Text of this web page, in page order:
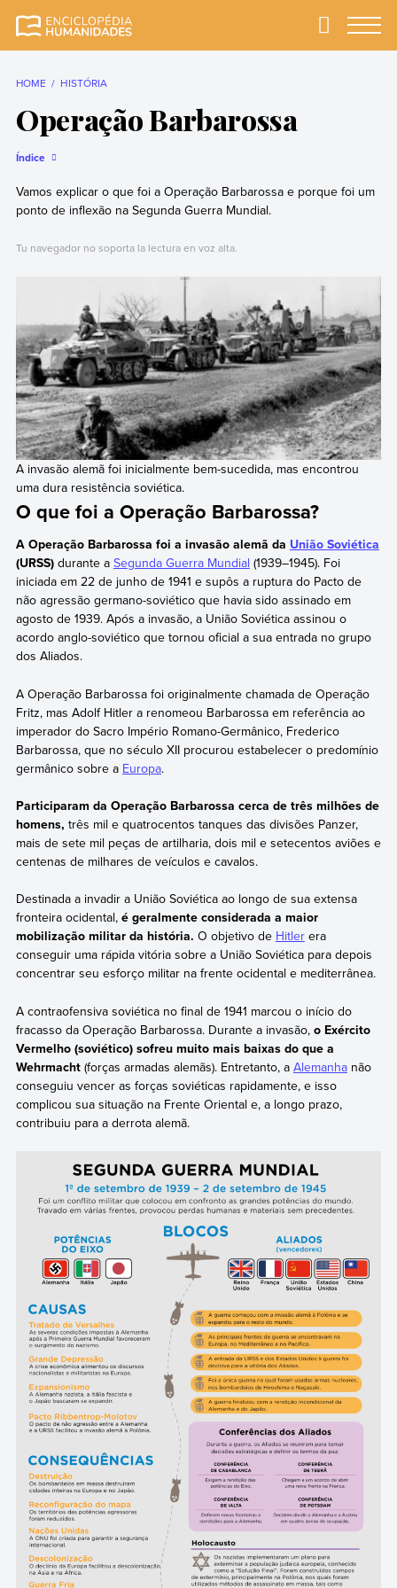
completa e mais
Primary
HOME HISTÓRIA
Operação Barbarossa
Índice
Vamos explicar o que foi a Operação Barbarossa e porque foi um
ponto de inflexão na Segunda Guerra Mundial.
Tu navegador no soporta la lectura en voz alta.
A invasão alemã foi inicialmente bem-sucedida, mas encontrou
uma dura resistência soviética.
O que foi a Operação Barbarossa?
A Operação Barbarossa foi a invasão alemã da União Soviética
(URSS) durante a Segunda Guerra Mundial (1939–1945). Foi
iniciada em 22 de junho de 1941 e supôs a ruptura do Pacto de
não agressão germano-soviético que havia sido assinado em
agosto de 1939. Após a invasão, a União Soviética assinou o
acordo anglo-soviético que tornou oficial a sua entrada no grupo
dos Aliados.
A Operação Barbarossa foi originalmente chamada de Operação
Fritz, mas Adolf Hitler a renomeou Barbarossa em referência ao
imperador do Sacro Império Romano-Germânico, Frederico
Barbarossa, que no século XII procurou estabelecer o predomínio
germânico sobre a Europa.
Participaram da Operação Barbarossa cerca de três milhões de
homens, três mil e quatrocentos tanques das divisões Panzer,
mais de sete mil peças de artilharia, dois mil e setecentos aviões e
centenas de milhares de veículos e cavalos.
Destinada a invadir a União Soviética ao longo de sua extensa
fronteira ocidental, é geralmente considerada a maior
mobilização militar da história. O objetivo de Hitlerera
conseguir uma rápida vitória sobre a União Soviética para depois
concentrar seu esforço militar na frente ocidental e mediterrânea.
A contraofensiva soviética no final de 1941 marcou o início do
fracasso da Operação Barbarossa. Durante a invasão, o Exército
Vermelho (soviético) sofreu muito mais baixas do que a
Wehrmacht(forças armadas alemãs). Entretanto, a Alemanhanão
conseguiu vencer as forças soviéticas rapidamente, e isso
complicou sua situação na Frente Oriental e, a longo prazo,
contribuiu para a derrota alemã.